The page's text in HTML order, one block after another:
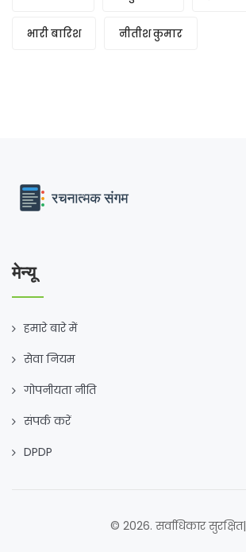
भारी बारिश नीतीश कुमार
मेन्यू
हमारे बारे में
सेवा नियम
गोपनीयता नीति
संपर्क करें
DPDP
© 2026. सर्वाधिकार सुरक्षित|